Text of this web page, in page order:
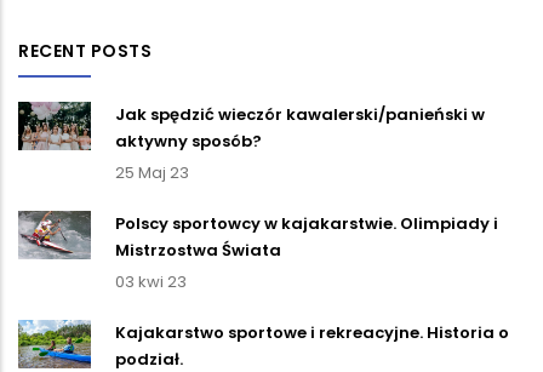
RECENT POSTS
Jak spędzić wieczór kawalerski/panieński w
aktywny sposób?
25 Maj 23
Polscy sportowcy w kajakarstwie. Olimpiady i
Mistrzostwa Świata
03 kwi 23
Kajakarstwo sportowe i rekreacyjne. Historia o
podział.